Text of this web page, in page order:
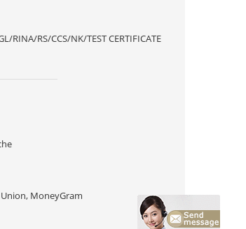
RINA/RS/CCS/NK/TEST CERTIFICATE
MoneyGram